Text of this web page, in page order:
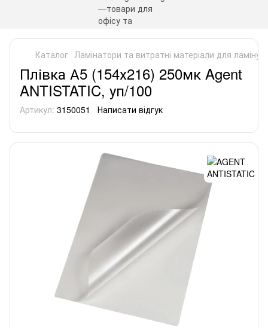
Каталог Ламінатори та витратні матеріали для
Плівка А5 (154х216) 250мк Agent
ANTISTATIC, уп/100
Артикул: 3150051 Написати відгук